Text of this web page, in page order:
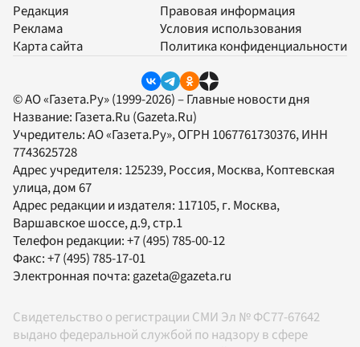
Редакция
Реклама
Карта сайта
Правовая информация
Условия использования
Политика конфиденциальности
© АО «Газета.Ру» (1999-2026) – Главные новости дня
Название: Газета.Ru (Gazeta.Ru)
Учредитель:АО «Газета.Ру», ОГРН 1067761730376, ИНН
7743625728
Адрес учредителя: 125239, Россия, Москва, Коптевская
улица, дом 67
Адрес редакции и издателя: 117105, г. Москва,
Варшавское шоссе, д.9, стр.1
Телефон редакции:+7 (495) 785-00-12
Факс:+7 (495) 785-17-01
Электронная почта:gazeta@gazeta.ru
Свидетельство о регистрации СМИ Эл № ФС77-67642
выдано федеральной службой по надзору в сфере